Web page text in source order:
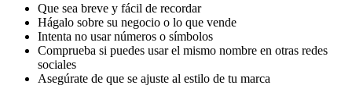
Que sea breve y fácil de recordar
Hágalo sobre su negocio o lo que vende
Intenta no usar números o símbolos
Comprueba si puedes usar el mismo nombre en otras redes
sociales
Asegúrate de que se ajuste al estilo de tu marca